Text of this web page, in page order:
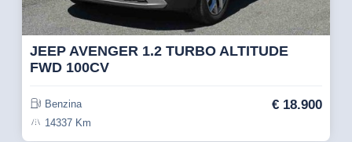
JEEP AVENGER 1.2 TURBO ALTITUDE
FWD 100CV
Benzina
14337 Km
€ 18.900